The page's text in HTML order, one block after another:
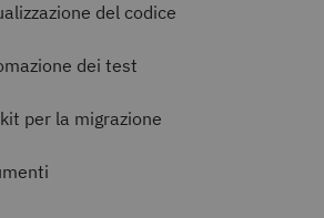
del codice
dei test
per la migrazione